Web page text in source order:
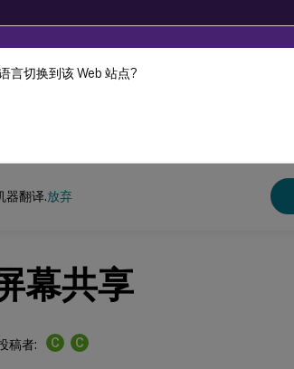
。
器翻译.放弃
幕共享
稿者: C C
言切换到该 Web 站点?